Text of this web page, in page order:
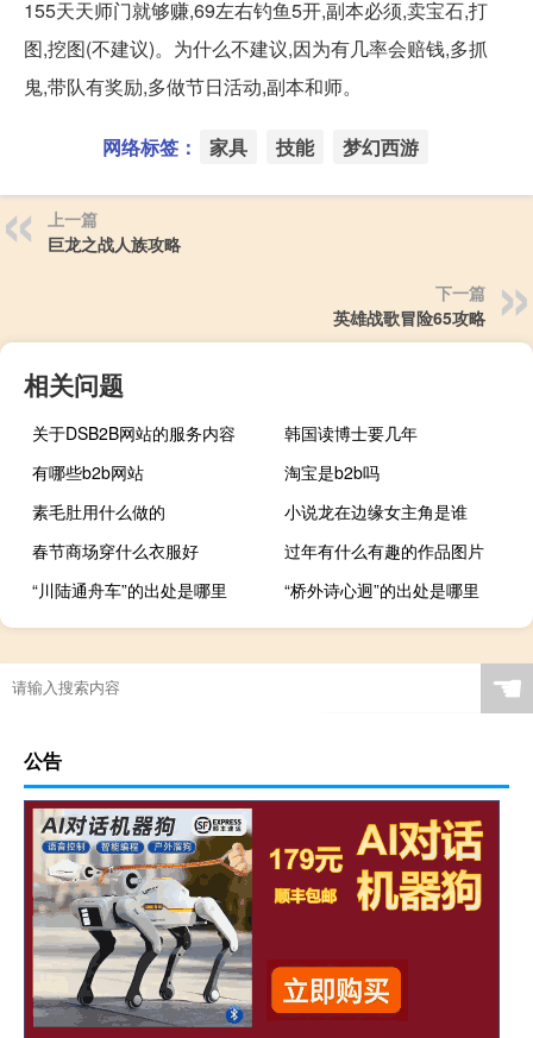
155天天师门就够赚,69左右钓鱼5开,副本必须,卖宝石,打
图,挖图(不建议)。为什么不建议,因为有几率会赔钱,多抓
鬼,带队有奖励,多做节日活动,副本和师。
网络标签： 家具 技能 梦幻西游
上一篇
巨龙之战人族攻略
下一篇
英雄战歌冒险65攻略
相关问题
关于DSB2B网站的服务内容
韩国读博士要几年
有哪些b2b网站
淘宝是b2b吗
素毛肚用什么做的
小说龙在边缘女主角是谁
春节商场穿什么衣服好
过年有什么有趣的作品图片
“川陆通舟车”的出处是哪里
“桥外诗心迥”的出处是哪里
供应商是指什么
☚
公告